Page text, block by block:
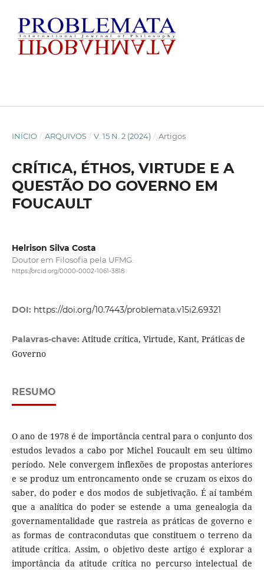
INÍCIO / ARQUIVOS / V. 15 N. 2 (2024) / Artigos
CRÍTICA, ÉTHOS, VIRTUDE E A
QUESTÃO DO GOVERNO EM
FOUCAULT
Helrison Silva Costa
Doutor em Filosofia pela UFMG.
https://orcid.org/0000-0002-1061-3818
DOI: https://doi.org/10.7443/problemata.v15i2.69321
Palavras-chave: Atitude crítica, Virtude, Kant, Práticas de
Governo
RESUMO
O ano de 1978 é de importância central para o conjunto dos
estudos levados a cabo por Michel Foucault em seu último
período. Nele convergem inflexões de propostas anteriores
e se produz um entroncamento onde se cruzam os eixos do
saber, do poder e dos modos de subjetivação. É aí também
que a analítica do poder se estende a uma genealogia da
governamentalidade que rastreia as práticas de governo e
as formas de contracondutas que constituem o terreno da
atitude crítica. Assim, o objetivo deste artigo é explorar a
importância da atitude crítica no percurso intelectual de